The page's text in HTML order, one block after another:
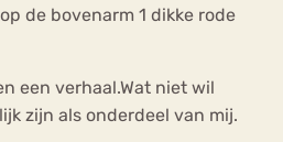
de bovenarm 1 dikke rode
een verhaal.Wat niet wil
zijn als onderdeel van mij.